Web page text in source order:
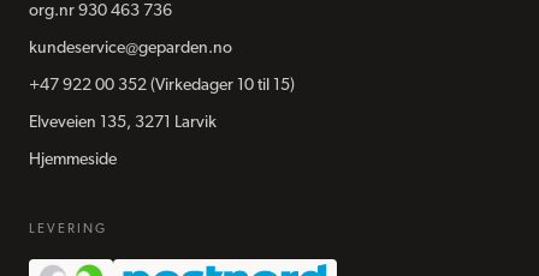
org.nr 930 463 736
kundeservice@geparden.no
+47 922 00 352 (Virkedager 10 til 15)
Elveveien 135, 3271 Larvik
Hjemmeside
LEVERING